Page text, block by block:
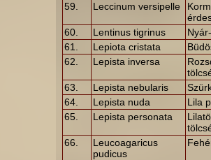
59.
Leccinum versipelle
60.
Lentinus tigrinus
61.
Lepiota cristata
62.
Lepista inversa
63.
Lepista nebularis
64.
Lepista nuda
Lila
65.
Lepista personata
66.
Leucoagaricus
pudicus